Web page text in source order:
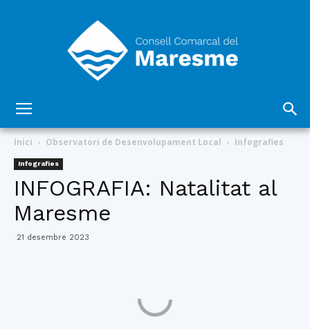
Comarcal
Maresme
Inici Observatori de Desenvolupament Local Infografies
Infografies
INFOGRAFIA: Natalitat al
Maresme
21 desembre 2023